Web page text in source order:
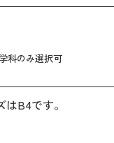
科のみ選択可
B4です。